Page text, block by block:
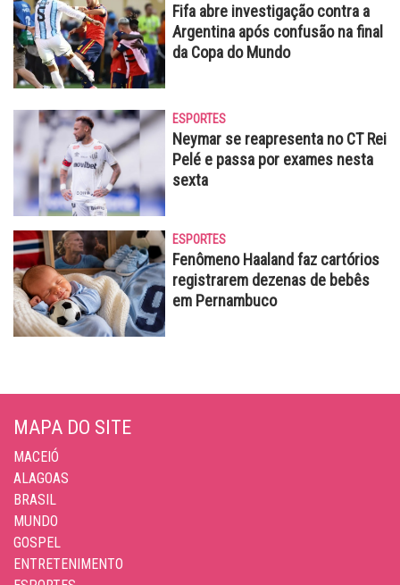
Fifa abre investigação contra a
Argentina após confusão na final
da Copa do Mundo
ESPORTES
Neymar se reapresenta no CT Rei
Pelé e passa por exames nesta
sexta
ESPORTES
Fenômeno Haaland faz cartórios
registrarem dezenas de bebês
em Pernambuco
MAPA DO SITE
MACEIÓ
ALAGOAS
BRASIL
MUNDO
GOSPEL
ENTRETENIMENTO